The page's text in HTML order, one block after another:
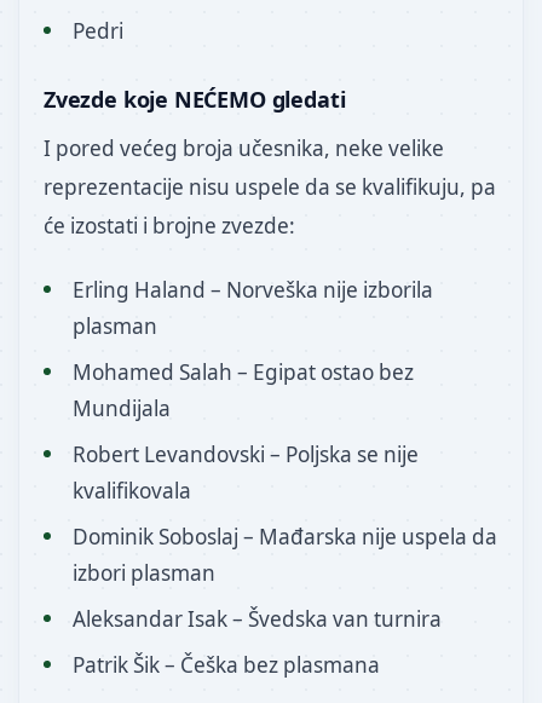
Pedri
Zvezde koje NEĆEMO gledati
I pored većeg broja učesnika, neke velike
reprezentacije nisu uspele da se kvalifikuju, pa
će izostati i brojne zvezde:
Erling Haland – Norveška nije izborila
plasman
Mohamed Salah – Egipat ostao bez
Mundijala
Robert Levandovski – Poljska se nije
kvalifikovala
Dominik Soboslaj – Mađarska nije uspela da
izbori plasman
Aleksandar Isak – Švedska van turnira
Patrik Šik – Češka bez plasmana